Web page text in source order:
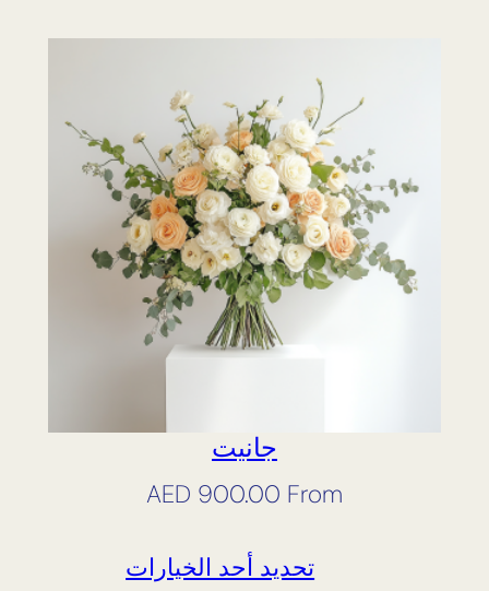
جانيت
From
AED 900.00
تحديد أحد الخيارات